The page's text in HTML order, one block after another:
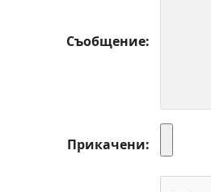
Съобщение
Прикачени